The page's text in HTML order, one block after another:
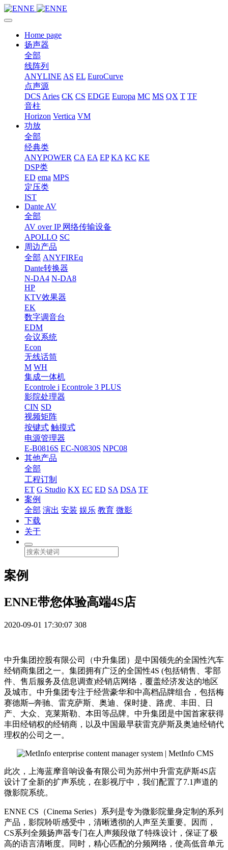
Home page
扬声器
全部
线阵列
ANYLINE AS EL EuroCurve
点声源
DCS Aries CK CS EDGE Europa MC MS QX T TF
音柱
Horizon Vertica VM
功放
全部
经典类
ANYPOWER CA EA EP KA KC KE
DSP类
ED ema MPS
定压类
IST
Dante AV
全部
AV over IP 网络传输设备
APOLLO SC
周边产品
全部 ANYFIREq
Dante转换器
N-DA4 N-DA8
HP
KTV效果器
EK
数字调音台
EDM
会议系统
Econ
无线话筒
M WH
集成一体机
Econtrole i Econtrole 3 PLUS
影院处理器
CIN SD
视频矩阵
按键式 触摸式
电源管理器
E-B0816S EC-N0830S NPC08
其他产品
全部
工程订制
ET G Studio KX EC ED SA DSA TF
案例
全部 演出 安装 娱乐 教育 微影
下载
关于
案例
ENNE带您体验高端4S店
2020-09-01 17:30:07 308
中升集团控股有限公司（中升集团）是中国领先的全国性汽车
经销商集团之一。集团拥有广泛的全国性4S (包括销售、零部
件、售后服务及信息调查)经销店网络，覆盖经济发达的地区
及城市。中升集团专注于经营豪华和中高档品牌组合，包括梅
赛德斯─奔驰、雷克萨斯、奥迪、保时捷、路虎、丰田、日
产、大众、克莱斯勒、本田等品牌。中升集团是中国首家获得
丰田经销权的经销商，以及中国最早获雷克萨斯及奥迪经销代
理权的公司之一。
此次，上海蓝摩音响设备有限公司为苏州中升雷克萨斯4S店
设计了全新的扩声系统，在影视厅中，我们配置了7.1声道的
微影院系统。
ENNE CS（Cinema Series）系列是专为微影院量身定制的系列
产品，影院聆听感受中，清晰透彻的人声至关重要。因而，
CS系列全频扬声器专门在人声频段做了特殊设计，保证了极
高的语言清晰度。同时，精心匹配的分频网络，使高低音单元